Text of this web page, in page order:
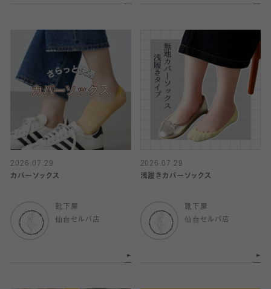
2026.07.29
カバーソックス
靴下屋
仙台セルバ店
2026.07.29
浅履きカバーソックス
靴下屋
仙台セルバ店